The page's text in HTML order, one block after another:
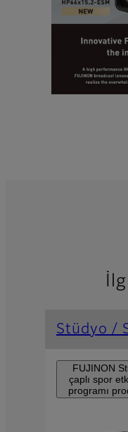
Stüdyo /
FUJINON
çaplı spor
programı